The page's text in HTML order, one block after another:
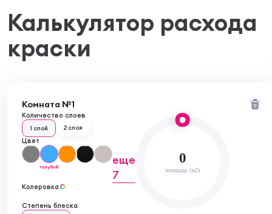
Калькулятор расхода
краски
Комната №1
Количество слоев
1 слой 2 слоя
Цвет
голубой
еще
7
Колеровка
Степень блеска
0
площадь (м2)